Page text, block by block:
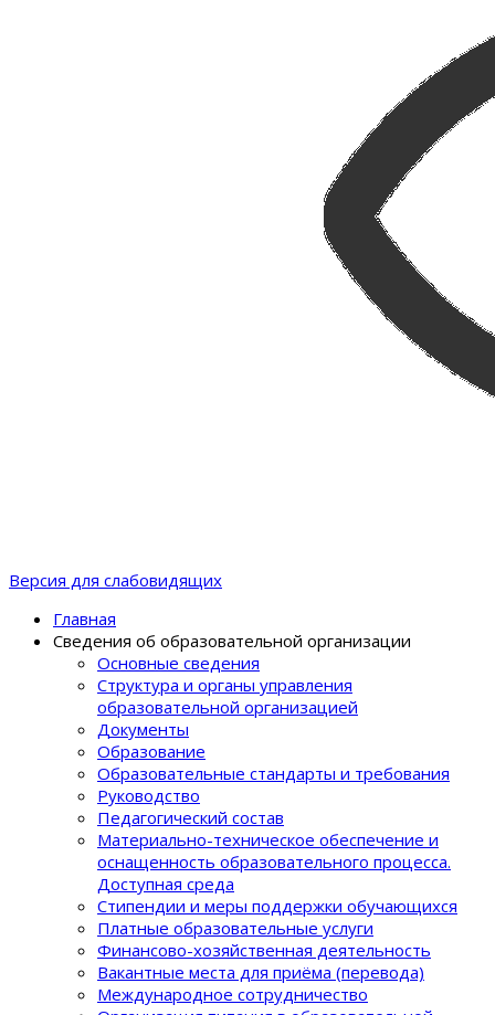
Версия для слабовидящих
Главная
Сведения об образовательной организации
Основные сведения
Структура и органы управления
образовательной организацией
Документы
Образование
Образовательные стандарты и требования
Руководство
Педагогический состав
Материально-техническое обеспечение и
оснащенность образовательного процеcса.
Доступная среда
Стипендии и меры поддержки обучающихся
Платные образовательные услуги
Финансово-хозяйственная деятельность
Вакантные места для приёма (перевода)
Международное сотрудничество